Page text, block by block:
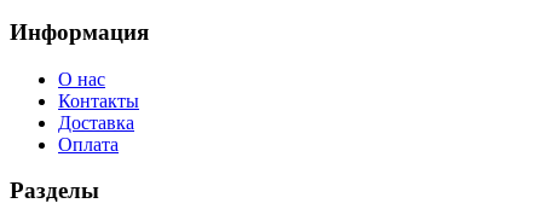
Информация
О нас
Контакты
Доставка
Оплата
Разделы